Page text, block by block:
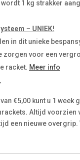
1 kg strakker
– UNIEK!
in dit unieke
zorgen voor een
racket. Meer info
€5,00 kunt u 1 week
Altijd voorzien
een nieuwe